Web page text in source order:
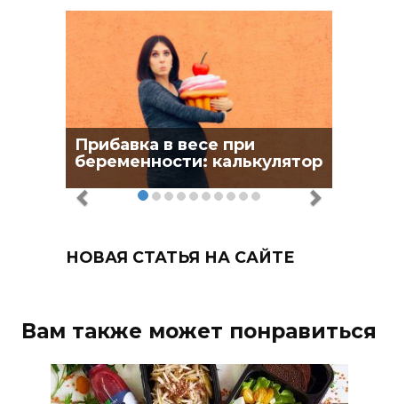
Прибавка в весе при
беременности: калькулятор
НОВАЯ СТАТЬЯ НА САЙТЕ
Вам также может понравиться